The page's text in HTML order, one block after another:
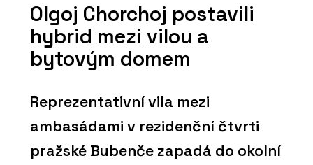
Olgoj Chorchoj postavili
hybrid mezi vilou a
bytovým domem
Reprezentativní vila mezi
ambasádami v rezidenční čtvrti
pražské Bubenče zapadá do okolní